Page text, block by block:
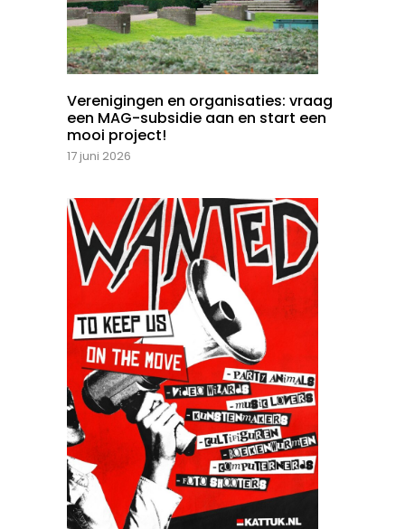
Verenigingen en organisaties: vraag
een MAG-subsidie aan en start een
mooi project!
17 juni 2026